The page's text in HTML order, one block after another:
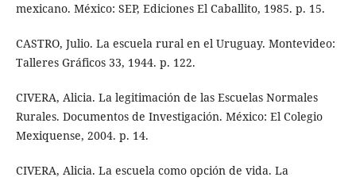
mexicano. México: SEP, Ediciones El Caballito, 1985. p. 15.
CASTRO, Julio. La escuela rural en el Uruguay. Montevideo:
Talleres Gráficos 33, 1944. p. 122.
CIVERA, Alicia. La legitimación de las Escuelas Normales
Rurales. Documentos de Investigación. México: El Colegio
Mexiquense, 2004. p. 14.
CIVERA, Alicia. La escuela como opción de vida. La